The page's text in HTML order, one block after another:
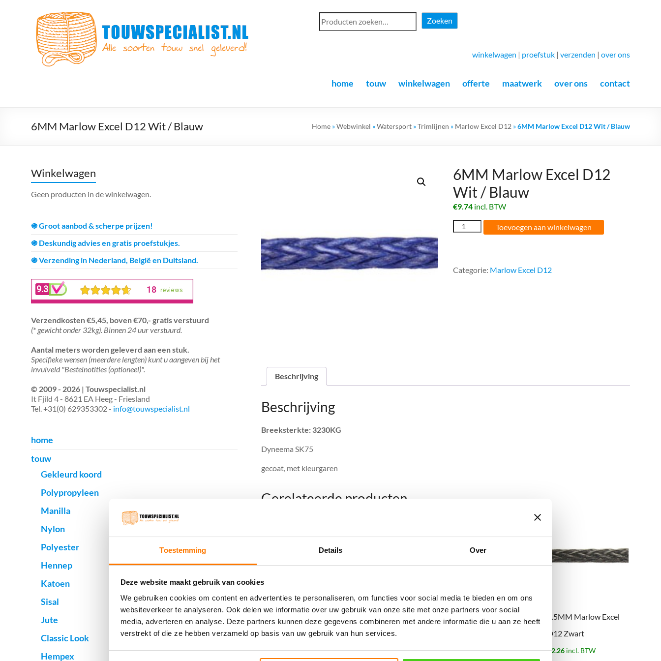
Toestemming Details Over
Deze website maakt gebruik van cookies
We gebruiken cookies om content en advertenties te personaliseren, om functies voor social media te bieden en om ons
websiteverkeer te analyseren. Ook delen we informatie over uw gebruik van onze site met onze partners voor social
media, adverteren en analyse. Deze partners kunnen deze gegevens combineren met andere informatie die u aan ze heeft
verstrekt of die ze hebben verzameld op basis van uw gebruik van hun services.
Touwspecialist.nl
Touwspecialist.nl,
het
adres
en
goed
Zoeken
winkelwagen | proefstuk | verzenden | over ons
home touw winkelwagen offerte maatwerk over ons contact
6MM Marlow Excel D12 Wit / Blauw Home »Webwinkel »Watersport »Trimlijnen » Marlow Excel D12 »6MM Marlow Excel D12 Wit / Blauw
6MM Marlow Excel D12
Wit / Blauw
€9.74 incl. BTW
6MM
Marlow
/
Toevoegen aan winkelwagen
Categorie: Marlow Excel D12
Beschrijving
Beschrijving
Breeksterkte: 3230KG
Dyneema SK75
gecoat, met kleurgaren
Gerelateerde producten
6MM Marlow Excel
5MM Marlow Excel
D12 Wit / Blauw
€6.66incl. BTW
6MM Marlow Excel
€9.74incl. BTW
2.5MM Marlow Excel
D12 Zwart
€2.26 incl. BTW
Winkelwagen
Geen producten in de winkelwagen.
֍ Groot aanbod & scherpe prijzen!
֍ Deskundig advies en gratis proefstukjes.
֍ Verzending in Nederland, België en Duitsland.
Verzendkosten €5,45, boven €70,- gratis verstuurd
(* gewicht onder 32kg). Binnen 24 uur verstuurd.
Aantal meters worden geleverd aan een stuk.
Specifieke wensen (meerdere lengten) kunt u aangeven bij het
invulveld "Bestelnotities (optioneel)".
© 2009 - 2026 | Touwspecialist.nl
It Fjild 4 - 8621 EA Heeg - Friesland
Tel. +31(0) 629353302 - info@touwspecialist.nl
home
touw
Gekleurd koord
Polypropyleen
Manilla
Nylon
Polyester
Hennep
Katoen
Sisal
Jute
Classic Look
Hempex